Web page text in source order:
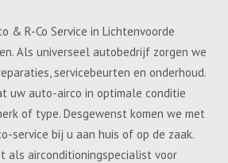
& R-Co Service in Lichtenvoorde
Als universeel autobedrijf zorgen we
servicebeurten en onderhoud.
uw auto-airco in optimale conditie
of type. Desgewenst komen we met
service bij u aan huis of op de zaak.
als airconditioningspecialist voor